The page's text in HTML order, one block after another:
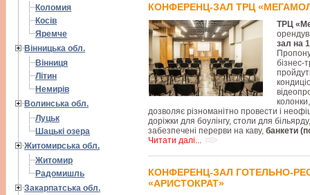
Коломия
Косів
Яремче
Вінницька обл.
Вінниця
Літин
Немирів
Волинська обл.
Луцьк
Шацькі озера
Житомирська обл.
Житомир
Радомишль
Закарпатська обл.
КОНФЕРЕНЦ-ЗАЛ ТРЦ
ТРЦ
зал на
бізнес-
дозволяє різноманітно провести і
доріжки для боулінгу, столи для
забезпечені перерви на каву, банкети
Читати далі...
КОНФЕРЕНЦ-ЗАЛ ГОТЕЛЬНО-
«АРИСТОКРАТ»